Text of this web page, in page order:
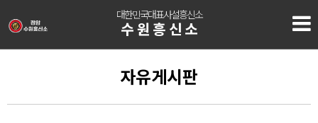
대한민국대표사설흥신소
수원흥신소
자유게시판